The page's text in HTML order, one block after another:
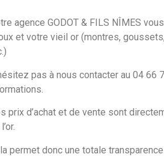
agence GODOT & FILS NÎMES
et votre vieil or (montres,
pas à nous contacter au 04
prix d’achat et de vente sont
permet donc une totale